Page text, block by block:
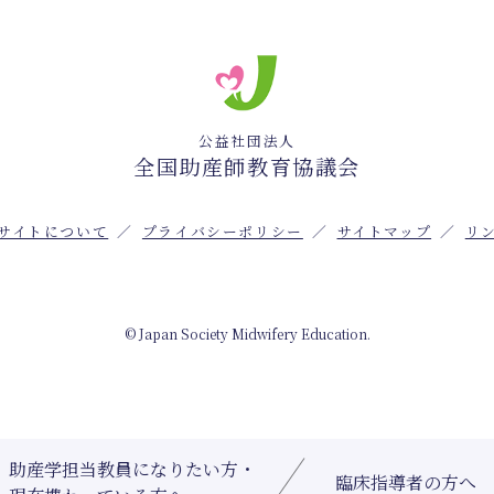
助産学担当教員になりたい方・
臨床指導者の方へ
公益社団法人
全国助産師教育協議会
イトについて プライバシーポリシー サイトマップ リ
© Japan Society Midwifery Education.